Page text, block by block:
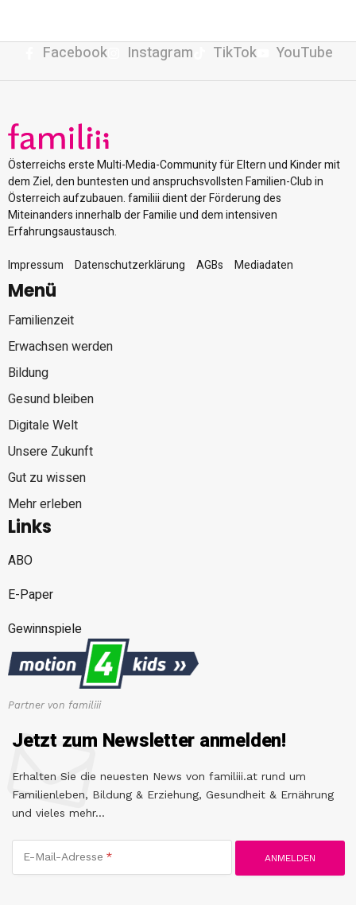
Facebook Instagram TikTok YouTube
Österreichs erste Multi-Media-Community für Eltern und Kinder mit
dem Ziel, den buntesten und anspruchsvollsten Familien-Club in
Österreich aufzubauen. familiii dient der Förderung des
Miteinanders innerhalb der Familie und dem intensiven
Erfahrungsaustausch.
Impressum
Datenschutzerklärung AGBs Mediadaten
Menü
Familienzeit
Erwachsen werden
Bildung
Gesund bleiben
Digitale Welt
Unsere Zukunft
Gut zu wissen
Mehr erleben
Links
ABO
E-Paper
Gewinnspiele
Partner von familiii
Jetzt zum Newsletter anmelden!
Erhalten Sie die neuesten News von familiii.at rund um
Familienleben, Bildung & Erziehung, Gesundheit & Ernährung
und vieles mehr...
E-Mail-Adresse